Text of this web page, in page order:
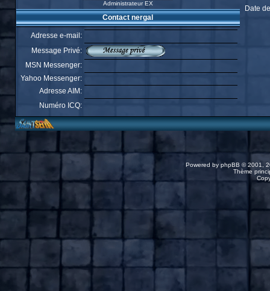
Administrateur EX
Date
Contact nergal
Adresse e-mail:
Message Privé:
MSN Messenger:
Yahoo Messenger:
Adresse AIM:
Numéro ICQ:
Powered by phpBB © 2001,
Thème